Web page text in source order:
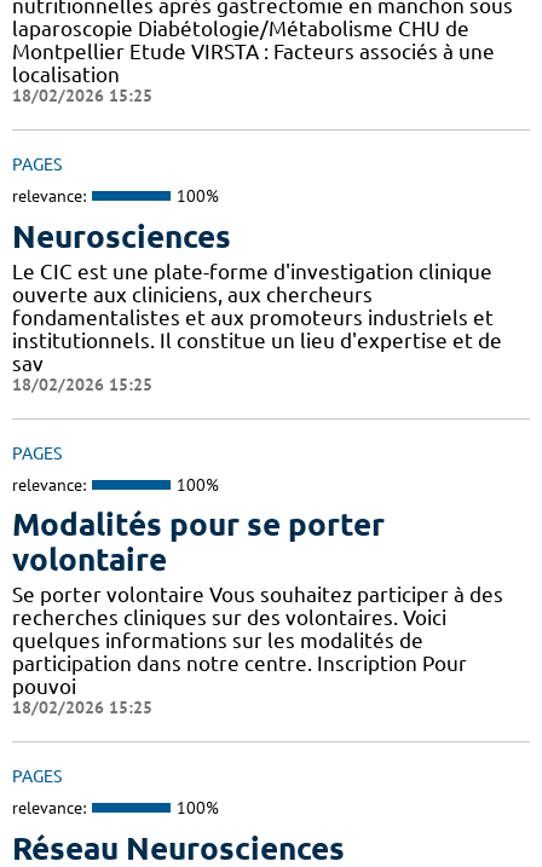
nutritionnelles après gastrectomie en manchon sous
laparoscopie Diabétologie/Métabolisme CHU de
Montpellier Etude VIRSTA : Facteurs associés à une
localisation
18/02/2026 15:25
PAGES
relevance: 100%
Neurosciences
Le CIC est une plate-forme d'investigation clinique
ouverte aux cliniciens, aux chercheurs
fondamentalistes et aux promoteurs industriels et
institutionnels. Il constitue un lieu d'expertise et de
sav
18/02/2026 15:25
PAGES
relevance: 100%
Modalités pour se porter
volontaire
Se porter volontaire Vous souhaitez participer à des
recherches cliniques sur des volontaires. Voici
quelques informations sur les modalités de
participation dans notre centre. Inscription Pour
pouvoi
18/02/2026 15:25
PAGES
relevance: 100%
Réseau Neurosciences